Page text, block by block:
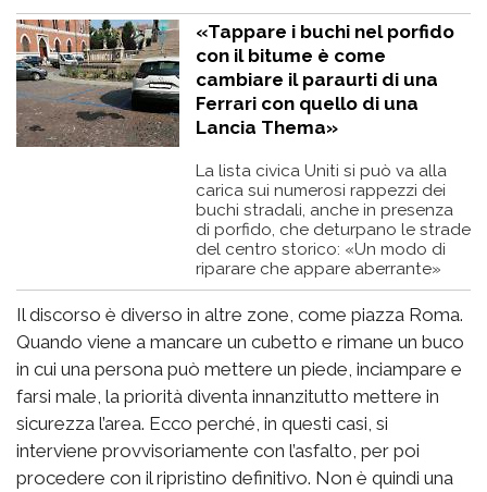
«Tappare i buchi nel porfido
con il bitume è come
cambiare il paraurti di una
Ferrari con quello di una
Lancia Thema»
La lista civica Uniti si può va alla
carica sui numerosi rappezzi dei
buchi stradali, anche in presenza
di porfido, che deturpano le strade
del centro storico: «Un modo di
riparare che appare aberrante»
Il discorso è diverso in altre zone, come piazza Roma.
Quando viene a mancare un cubetto e rimane un buco
in cui una persona può mettere un piede, inciampare e
farsi male, la priorità diventa innanzitutto mettere in
sicurezza l’area. Ecco perché, in questi casi, si
interviene provvisoriamente con l’asfalto, per poi
procedere con il ripristino definitivo. Non è quindi una